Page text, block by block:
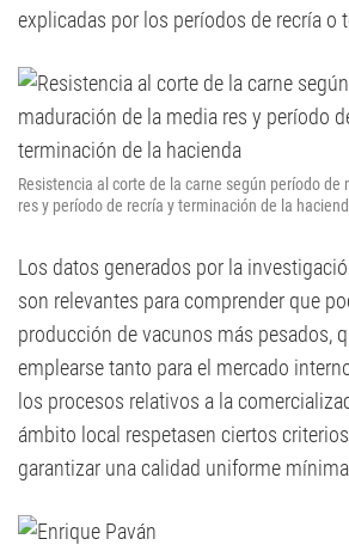
explicadas por los períodos de recría o
Resistencia al corte de la carne según período de
res y período de recría y terminación de la
Los datos generados por la
son relevantes para comprender que
producción de vacunos más pesados,
emplearse tanto para el mercado
los procesos relativos a la
ámbito local respetasen ciertos
garantizar una calidad uniforme